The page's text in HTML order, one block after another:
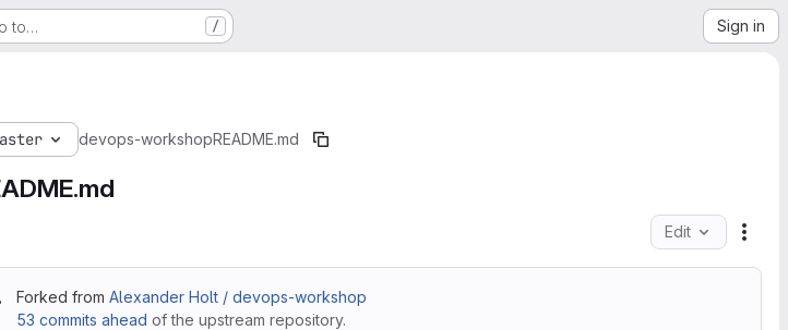
to… / Sign in
devops-workshopREADME.md
Edit
Forked from Alexander Holt / devops-workshop
53 commits ahead of the upstream repository.